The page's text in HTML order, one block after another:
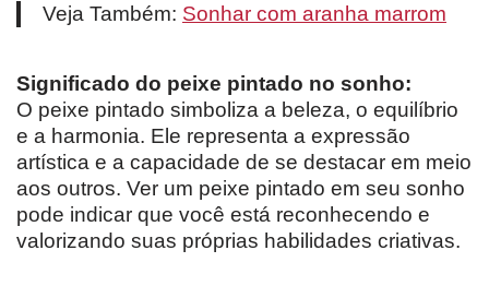
Veja Também: Sonhar com aranha marrom
Significado do peixe pintado no sonho:
O peixe pintado simboliza a beleza, o equilíbrio
e a harmonia. Ele representa a expressão
artística e a capacidade de se destacar em meio
aos outros. Ver um peixe pintado em seu sonho
pode indicar que você está reconhecendo e
valorizando suas próprias habilidades criativas.